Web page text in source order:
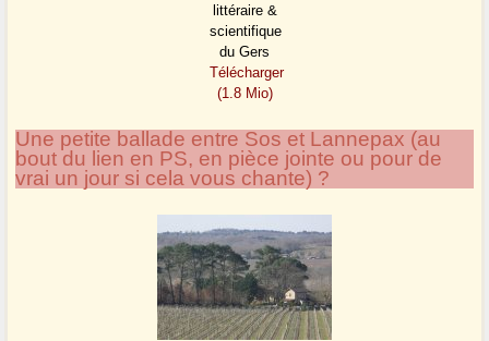
littéraire &
scientifique
du Gers
Télécharger
(1.8 Mio)
Une petite ballade entre Sos et Lannepax (au
bout du lien en PS, en pièce jointe ou pour de
vrai un jour si cela vous chante) ?